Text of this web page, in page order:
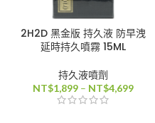
2H2D 黑金版 持久液 防早洩
延時持久噴霧 15ML
持久液噴劑
NT$1,899 – NT$4,699價